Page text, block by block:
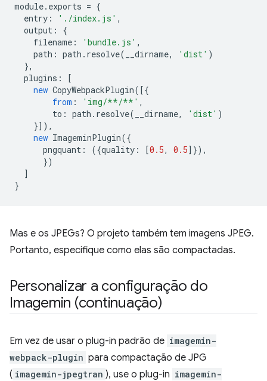
module. exports = {
entry : './index.js' ,
output :
{
filename : 'bundle.js' ,
path : path . resolve( __dirname, 'dist' )
},
plugins :
[
new CopyWebpackPlugin([{
from : 'img/**/**' ,
to : path . resolve( __dirname, 'dist' )
}]),
new ImageminPlugin({
pngquant : ({quality : [0.5, 0.5]}),
})
]
}
Mas e os JPEGs? O projeto também tem imagens JPEG.
Portanto, especifique como elas são compactadas.
Personalizar a configuração do
Imagemin (continuação)
Em vez de usar o plug-in padrão de imagemin-
webpack-plugin para compactação de JPG
( imagemin-jpegtran ), use o plug-in imagemin-